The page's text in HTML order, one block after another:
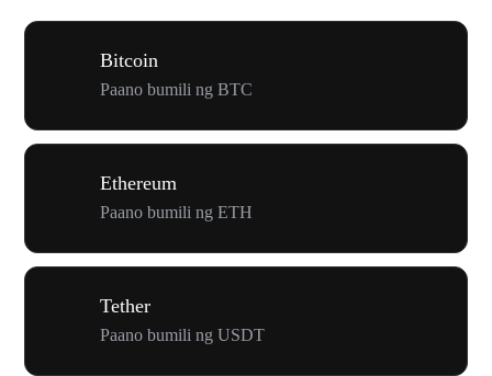
Bitcoin
Paano bumili ng BTC
Ethereum
Paano bumili ng ETH
Tether
Paano bumili ng USDT